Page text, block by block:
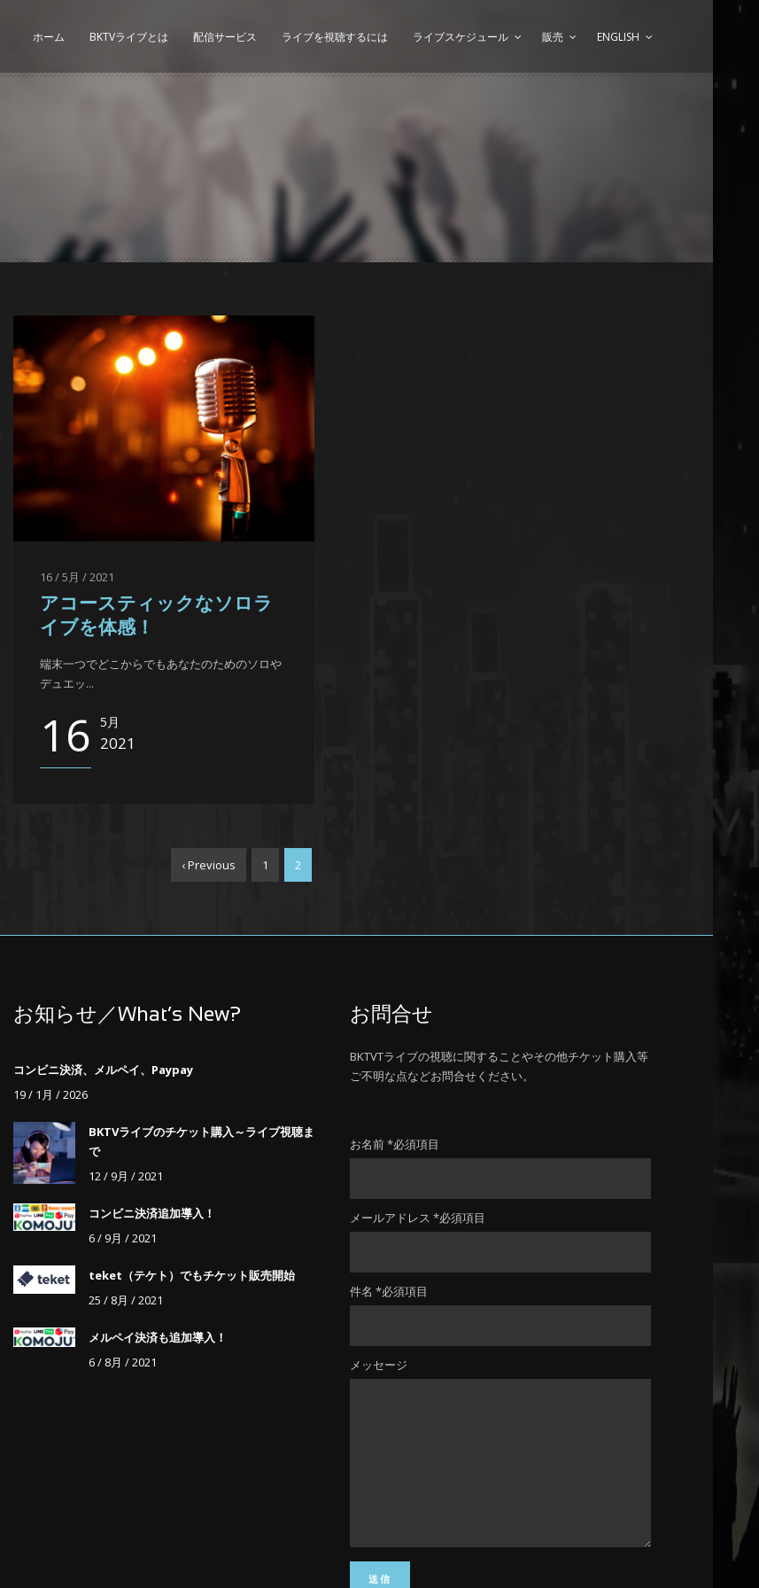
ホーム BKTVライブとは 配信サービス ライブを視聴するには ライブスケジュール 販売 ENGLISH
16 / 5月 / 2021
アコースティックなソロラ
イブを体感！
端末一つでどこからでもあなたのためのソロや
デュエッ...
16 5月
2021
‹ Previous 1 2
お知らせ／What’s New?
コンビニ決済、メルペイ、Paypay
19 / 1月 / 2026
BKTVライブのチケット購入～ライブ視聴ま
で
12 / 9月 / 2021
コンビニ決済追加導入！
6 / 9月 / 2021
teket（テケト）でもチケット販売開始
25 / 8月 / 2021
メルペイ決済も追加導入！
6 / 8月 / 2021
お問合せ
BKTVTライブの視聴に関することやその他チケット購入等
ご不明な点などお問合せください。
お名前 *必須項目
メールアドレス *必須項目
件名 *必須項目
メッセージ